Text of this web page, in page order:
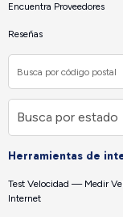
Encuentra Proveedores
Reseñas
Herramientas de
Test Velocidad — Medir
Internet